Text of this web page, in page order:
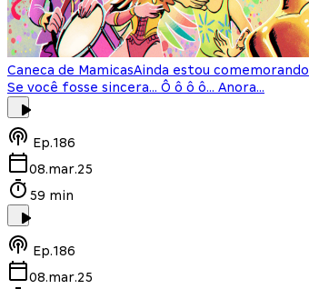
Caneca de MamicasAinda estou comemorando
Se você fosse sincera… Ô ô ô ô… Anora…
Ep.186
08.mar.25
59 min
Ep.186
08.mar.25